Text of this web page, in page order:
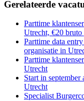
Gerelateerde
Parttime
Utrecht, €20 bruto
Parttime data
organisatie in
Parttime
Utrecht
Start in
Utrecht
Specialist